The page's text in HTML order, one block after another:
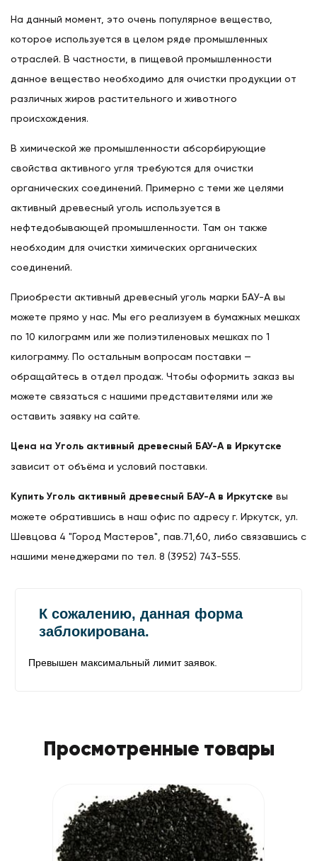
На данный момент, это очень популярное вещество,
которое используется в целом ряде промышленных
отраслей. В частности, в пищевой промышленности
данное вещество необходимо для очистки продукции от
различных жиров растительного и животного
происхождения.
В химической же промышленности абсорбирующие
свойства активного угля требуются для очистки
органических соединений. Примерно с теми же целями
активный древесный уголь используется в
нефтедобывающей промышленности. Там он также
необходим для очистки химических органических
соединений.
Приобрести активный древесный уголь марки БAУ-A вы
можете прямо у нас. Мы его реализуем в бумажных мешках
по 10 килограмм или же полиэтиленовых мешках по 1
килограмму. По остальным вопросам поставки —
обращайтесь в отдел продаж. Чтобы оформить заказ вы
можете связаться с нашими представителями или же
оставить заявку на сайте.
Цена на Уголь активный древесный БАУ-А в Иркутске
зависит от объёма и условий поставки.
Купить Уголь активный древесный БАУ-А в Иркутске вы
можете обратившись в наш офис по адресу г. Иркутск, ул.
Шевцова 4 "Город Мастеров", пав.71,60, либо связавшись с
нашими менеджерами по тел. 8 (3952) 743-555.
Просмотренные товары